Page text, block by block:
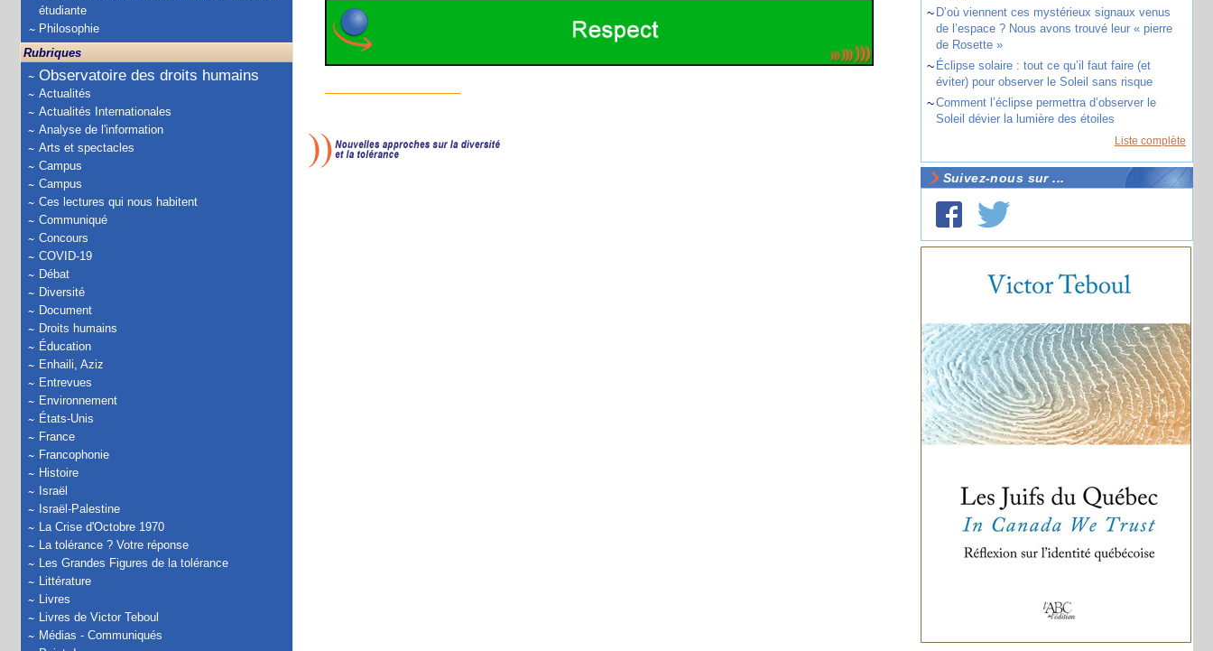
étudiante
Philosophie
Rubriques
Observatoire des droits humains
Actualités
Actualités Internationales
Analyse de l'information
Arts et spectacles
Campus
Campus
Ces lectures qui nous habitent
Communiqué
Concours
COVID-19
Débat
Diversité
Document
Droits humains
Éducation
Enhaili, Aziz
Entrevues
Environnement
États-Unis
France
Francophonie
Histoire
Israël
Israël-Palestine
La Crise d'Octobre 1970
La tolérance ? Votre réponse
Les Grandes Figures de la tolérance
Littérature
Livres
Livres de Victor Teboul
Médias - Communiqués
~ D’où viennent ces mystérieux signaux venus
de l’espace ? Nous avons trouvé leur « pierre
de Rosette »
~ Éclipse solaire : tout ce qu’il faut faire (et
éviter) pour observer le Soleil sans risque
~Comment l’éclipse permettra d’observer le
Soleil dévier la lumière des étoiles
Liste complète
Suivez-nous sur ...